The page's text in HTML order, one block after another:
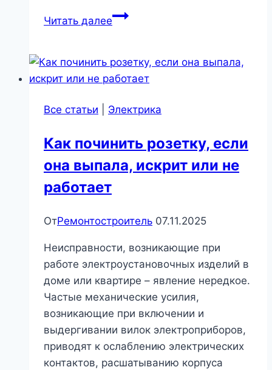
Читать далееТОП-5
дизайна
интерьера
мастеров
все
руки:
Planner
5D
и
PRO100
|
Мебель
и
дизайн
интерьера
Все статьи Электрика
Как починить розетку, если
она выпала, искрит или не
работает
ОтРемонтостроитель 07.11.2025
Неисправности, возникающие при
работе электроустановочных изделий в
доме или квартире – явление нередкое.
Частые механические усилия,
возникающие при включении и
выдергивании вилок электроприборов,
приводят к ослаблению электрических
контактов, расшатыванию корпуса